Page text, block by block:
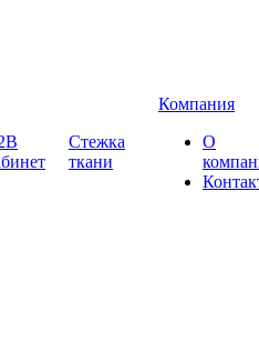
Стежка
ткани
Компания
О